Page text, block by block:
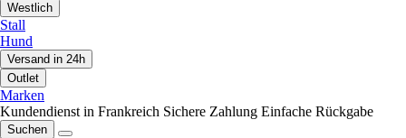
Westlich
Stall
Hund
Versand in 24h
Outlet
Marken
Kundendienst in Frankreich Sichere Zahlung Einfache Rückgabe
Suchen